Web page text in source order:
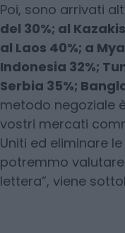
Poi, sono arrivati
del 30%; al
al Laos 40%; a
Indonesia 32%;
Serbia 35%;
metodo negoziale
vostri mercati
Uniti ed eliminare
potremmo
lettera”, viene